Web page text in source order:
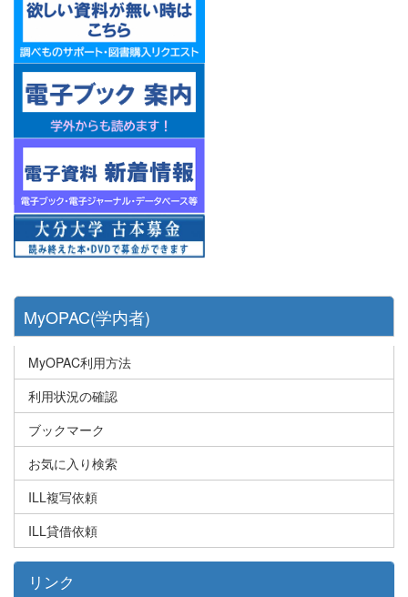
MyOPAC(学内者)
MyOPAC利用方法
利用状況の確認
ブックマーク
お気に入り検索
ILL複写依頼
ILL貸借依頼
リンク